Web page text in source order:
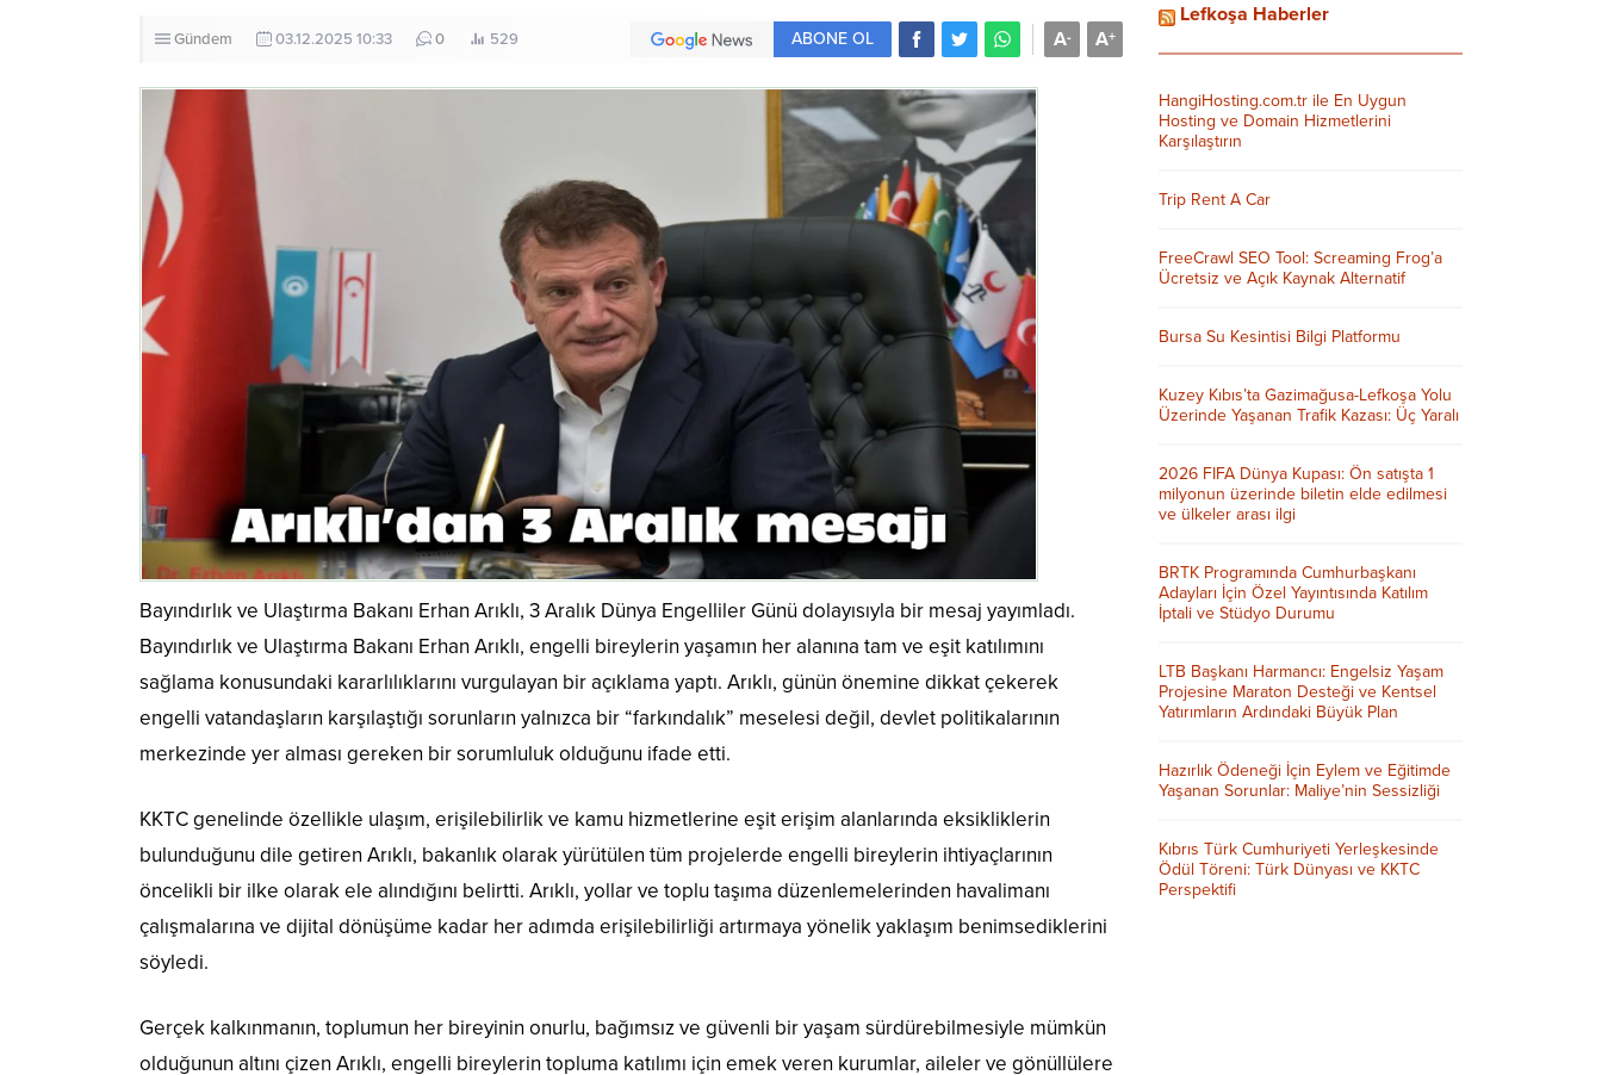
Gündem 03.12.2025 10:33 0 529 A+
A-
ABONE OL
Bayındırlık ve Ulaştırma Bakanı Erhan Arıklı, 3 Aralık Dünya Engelliler Günü dolayısıyla bir mesaj yayımladı.
Bayındırlık ve Ulaştırma Bakanı Erhan Arıklı, engelli bireylerin yaşamın her alanına tam ve eşit katılımını
sağlama konusundaki kararlılıklarını vurgulayan bir açıklama yaptı. Arıklı, günün önemine dikkat çekerek
engelli vatandaşların karşılaştığı sorunların yalnızca bir “farkındalık” meselesi değil, devlet politikalarının
merkezinde yer alması gereken bir sorumluluk olduğunu ifade etti.
KKTC genelinde özellikle ulaşım, erişilebilirlik ve kamu hizmetlerine eşit erişim alanlarında eksikliklerin
bulunduğunu dile getiren Arıklı, bakanlık olarak yürütülen tüm projelerde engelli bireylerin ihtiyaçlarının
öncelikli bir ilke olarak ele alındığını belirtti. Arıklı, yollar ve toplu taşıma düzenlemelerinden havalimanı
çalışmalarına ve dijital dönüşüme kadar her adımda erişilebilirliği artırmaya yönelik yaklaşım benimsediklerini
söyledi.
Gerçek kalkınmanın, toplumun her bireyinin onurlu, bağımsız ve güvenli bir yaşam sürdürebilmesiyle mümkün
olduğunun altını çizen Arıklı, engelli bireylerin topluma katılımı için emek veren kurumlar, aileler ve gönüllülere
Lefkoşa Haberler
HangiHosting.com.tr ile En Uygun
Hosting ve Domain Hizmetlerini
Karşılaştırın
Trip Rent A Car
FreeCrawl SEO Tool: Screaming Frog’a
Ücretsiz ve Açık Kaynak Alternatif
Bursa Su Kesintisi Bilgi Platformu
Kuzey Kıbıs’ta Gazimağusa-Lefkoşa Yolu
Üzerinde Yaşanan Trafik Kazası: Üç Yaralı
2026 FIFA Dünya Kupası: Ön satışta 1
milyonun üzerinde biletin elde edilmesi
ve ülkeler arası ilgi
BRTK Programında Cumhurbaşkanı
Adayları İçin Özel Yayıntısında Katılım
İptali ve Stüdyo Durumu
LTB Başkanı Harmancı: Engelsiz Yaşam
Projesine Maraton Desteği ve Kentsel
Yatırımların Ardındaki Büyük Plan
Hazırlık Ödeneği İçin Eylem ve Eğitimde
Yaşanan Sorunlar: Maliye’nin Sessizliği
Kıbrıs Türk Cumhuriyeti Yerleşkesinde
Ödül Töreni: Türk Dünyası ve KKTC
Perspektifi